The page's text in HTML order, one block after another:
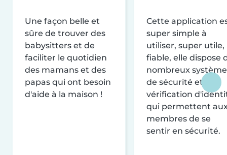
Une façon belle et
sûre de trouver des
babysitters et de
faciliter le quotidien
des mamans et des
papas qui ont besoin
d'aide à la maison !
Cette application
super simple à
utiliser, super utile,
fiable, elle dispose
nombreux
de sécurité et de
vérification
qui permettent
membres de se
sentir en sécurité.